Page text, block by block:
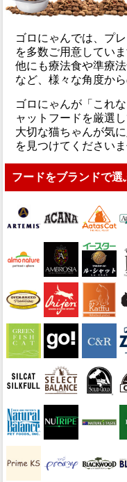
ゴロにゃんでは、プ
を多数ご用意していま
他にも療法食や準療
など、様々な角度か
ゴロにゃんが「これ
ャットフードを厳選
大切な猫ちゃんが気
を見つけてくださいま
フードをブランドで選